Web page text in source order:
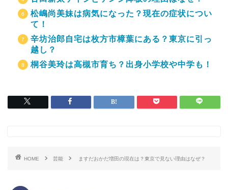
松嶋尚美妹は病気になった？現在の症状につい
て！
辛坊治郎自宅は枚方市樟葉にある？東京に引っ
越し？
桐谷美玲は高槻市育ち？出身小学校や中学も！
HOME 芸能 ますだおかだ増田の現在は？東京で見ない理由はなぜ？